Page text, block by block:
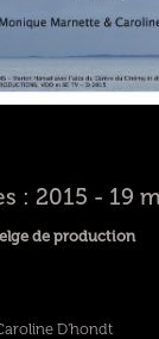
: 2015 - 19
de production
D'hondt